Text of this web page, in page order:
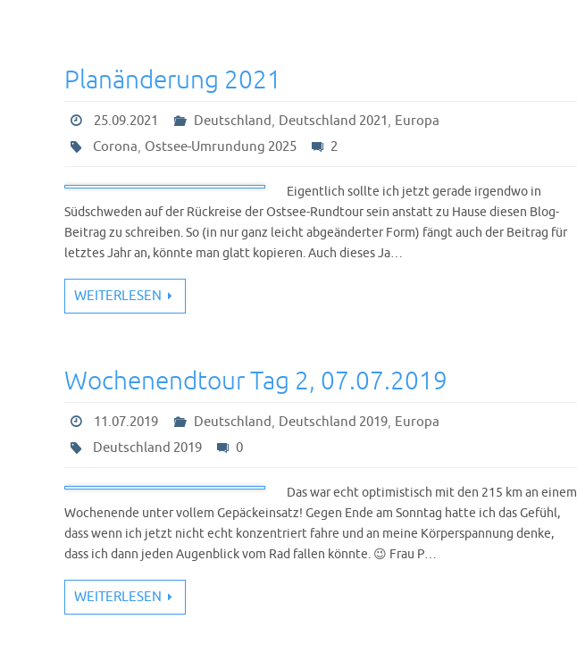
Planänderung 2021
25.09.2021 Deutschland, Deutschland 2021, Europa
Corona, Ostsee-Umrundung 2025 2
Eigentlich sollte ich jetzt gerade irgendwo in
Südschweden auf der Rückreise der Ostsee-Rundtour sein anstatt zu Hause diesen Blog-
Beitrag zu schreiben. So (in nur ganz leicht abgeänderter Form) fängt auch der Beitrag für
letztes Jahr an, könnte man glatt kopieren. Auch dieses Ja…
WEITERLESEN
Wochenendtour Tag 2, 07.07.2019
11.07.2019 Deutschland, Deutschland 2019, Europa
Deutschland 2019
0
Das war echt optimistisch mit den 215 km an einem
Wochenende unter vollem Gepäckeinsatz! Gegen Ende am Sonntag hatte ich das Gefühl,
dass wenn ich jetzt nicht echt konzentriert fahre und an meine Körperspannung denke,
dass ich dann jeden Augenblick vom Rad fallen könnte. 😉 Frau P…
WEITERLESEN